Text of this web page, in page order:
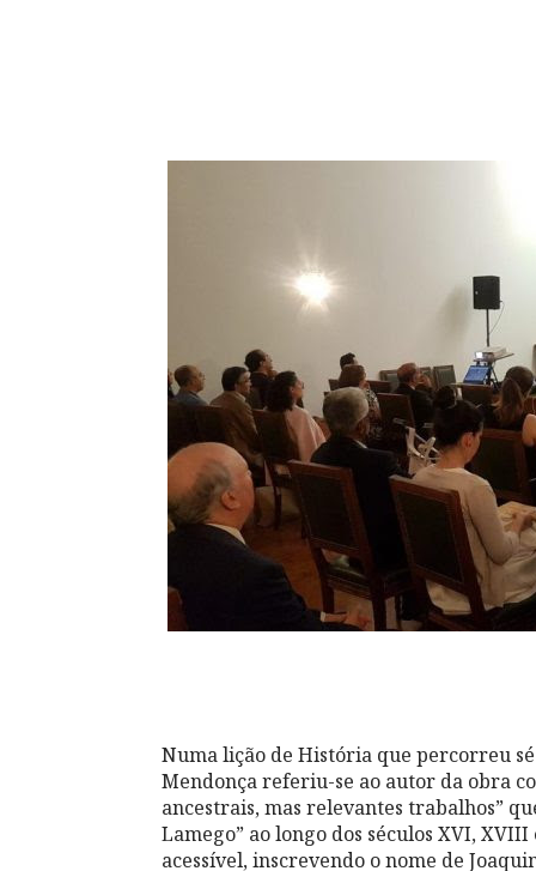
Numa lição de História que percorreu
Mendonça referiu-se ao autor da obra
ancestrais, mas relevantes trabalhos”
Lamego” ao longo dos séculos XVI,
acessível, inscrevendo o nome de